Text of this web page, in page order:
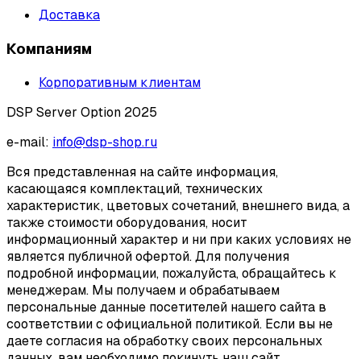
Доставка
Компаниям
Корпоративным клиентам
DSP Server Option 2025
e-mail: info@dsp-shop.ru
Вся представленная на сайте информация,
касающаяся комплектаций, технических
характеристик, цветовых сочетаний, внешнего вида, а
также стоимости оборудования, носит
информационный характер и ни при каких условиях не
является публичной офертой. Для получения
подробной информации, пожалуйста, обращайтесь к
менеджерам. Мы получаем и обрабатываем
персональные данные посетителей нашего сайта в
соответствии с официальной политикой. Если вы не
даете согласия на обработку своих персональных